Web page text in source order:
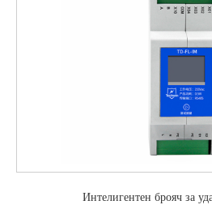
Интелигентен брояч за